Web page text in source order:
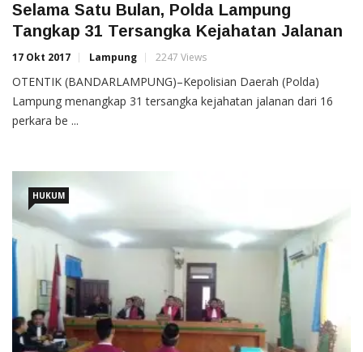
Selama Satu Bulan, Polda Lampung
Tangkap 31 Tersangka Kejahatan Jalanan
17 Okt 2017 Lampung 2247 Views
OTENTIK (BANDARLAMPUNG)–Kepolisian Daerah (Polda)
Lampung menangkap 31 tersangka kejahatan jalanan dari 16
perkara be ...
HUKUM